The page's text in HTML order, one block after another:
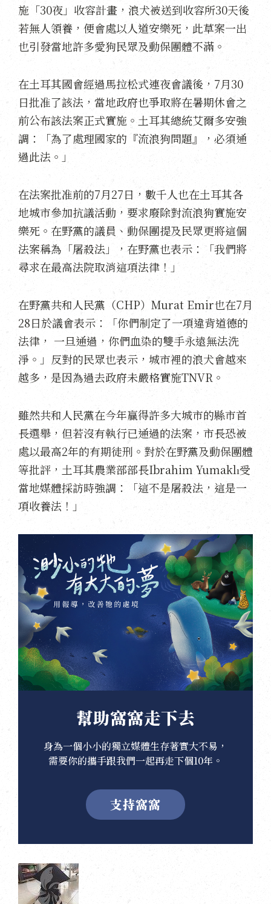
施「30夜」收容計畫，浪犬被送到收容所30天後
若無人領養，便會處以人道安樂死，此草案一出
也引發當地許多愛狗民眾及動保團體不滿。
在土耳其國會經過馬拉松式連夜會議後，7月30
日批准了該法，當地政府也爭取將在暑期休會之
前公布該法案正式實施。土耳其總統艾爾多安強
調：「為了處理國家的『流浪狗問題』，必須通
過此法。」
在法案批准前的7月27日，數千人也在土耳其各
地城市參加抗議活動，要求廢除對流浪狗實施安
樂死。在野黨的議員、動保團提及民眾更將這個
法案稱為「屠殺法」，在野黨也表示：「我們將
尋求在最高法院取消這項法律！」
在野黨共和人民黨（CHP）Murat Emir也在7月
28日於議會表示：「你們制定了一項違背道德的
法律， 一旦通過，你們血染的雙手永遠無法洗
淨。」反對的民眾也表示，城市裡的浪犬會越來
越多，是因為過去政府未嚴格實施TNVR。
雖然共和人民黨在今年贏得許多大城市的縣市首
長選舉，但若沒有執行已通過的法案，市長恐被
處以最高2年的有期徒刑。對於在野黨及動保團體
等批評，土耳其農業部部長Ibrahim Yumaklı受
當地媒體採訪時強調：「這不是屠殺法，這是一
項收養法！」
幫助窩窩走下去
身為一個小小的獨立媒體生存著實大不易，
需要你的攜手跟我們一起再走下個10年。
支持窩窩